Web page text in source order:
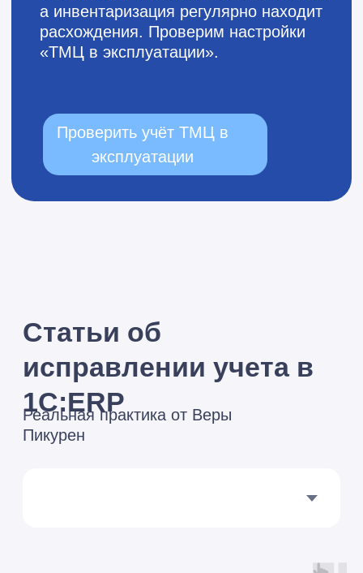
Подписаться на рассылку
по автоматизации бизнеса
Я cогласенполучать полезные материалы,
Подписаться